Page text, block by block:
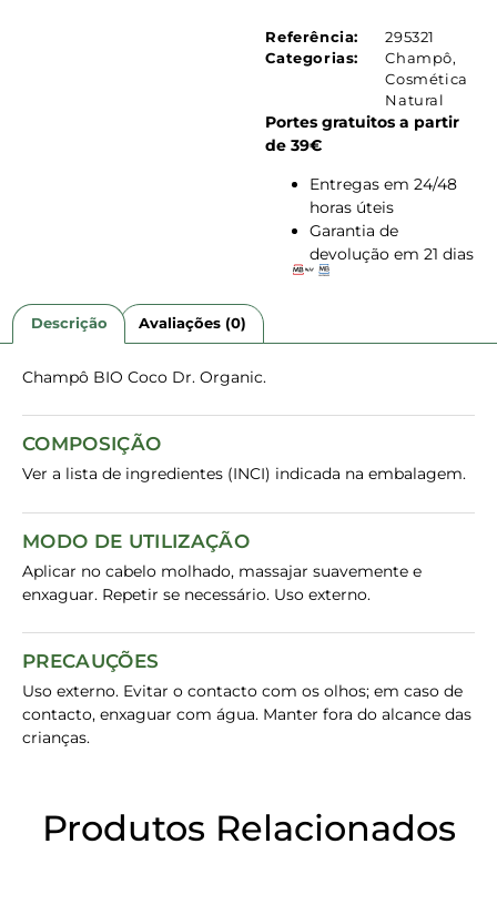
Referência:
295321
Categorias:
Champô,
Cosmética
Natural
Portes gratuitos a partir
de 39€
Entregas em 24/48
horas úteis
Garantia de
devolução em 21 dias
Descrição Avaliações (0)
Champô BIO Coco Dr. Organic.
COMPOSIÇÃO
Ver a lista de ingredientes (INCI) indicada na embalagem.
MODO DE UTILIZAÇÃO
Aplicar no cabelo molhado, massajar suavemente e
enxaguar. Repetir se necessário. Uso externo.
PRECAUÇÕES
Uso externo. Evitar o contacto com os olhos; em caso de
contacto, enxaguar com água. Manter fora do alcance das
crianças.
Produtos Relacionados